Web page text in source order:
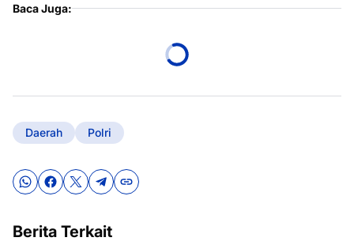
Baca Juga:
Daerah Polri
Berita Terkait